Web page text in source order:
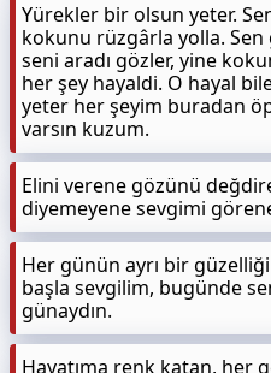
Yürekler bir olsun yeter.
kokunu rüzgârla yolla.
seni aradı gözler, yine
her şey hayaldi. O hayal
yeter her şeyim buradan
varsın kuzum.
Elini verene gözünü
diyemeyene sevgimi
Her günün ayrı bir
başla sevgilim, bugünde
günaydın.
Hayatıma renk katan, her